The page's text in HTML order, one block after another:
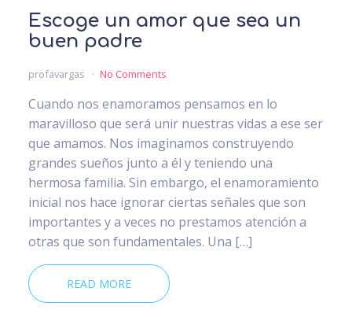
Escoge un amor que sea un
buen padre
profavargas No Comments
Cuando nos enamoramos pensamos en lo
maravilloso que será unir nuestras vidas a ese ser
que amamos. Nos imaginamos construyendo
grandes sueños junto a él y teniendo una
hermosa familia. Sin embargo, el enamoramiento
inicial nos hace ignorar ciertas señales que son
importantes y a veces no prestamos atención a
otras que son fundamentales. Una […]
READ MORE